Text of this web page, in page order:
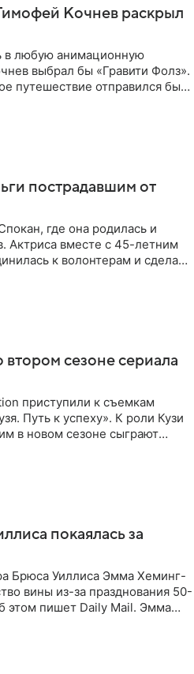
Кочнев раскрыл
в любую анимационную
выбрал бы «Гравити Фолз».
путешествие отправился бы
пострадавшим от
где она родилась и
Актриса вместе с 45-летним
к волонтерам и сделала
втором сезоне сериала
приступили к съемкам
Путь к успеху». К роли Кузи
в новом сезоне сыграют
покаялась за
Брюса Уиллиса Эмма Хеминг-
вины из-за празднования 50-
этом пишет Daily Mail. Эмма